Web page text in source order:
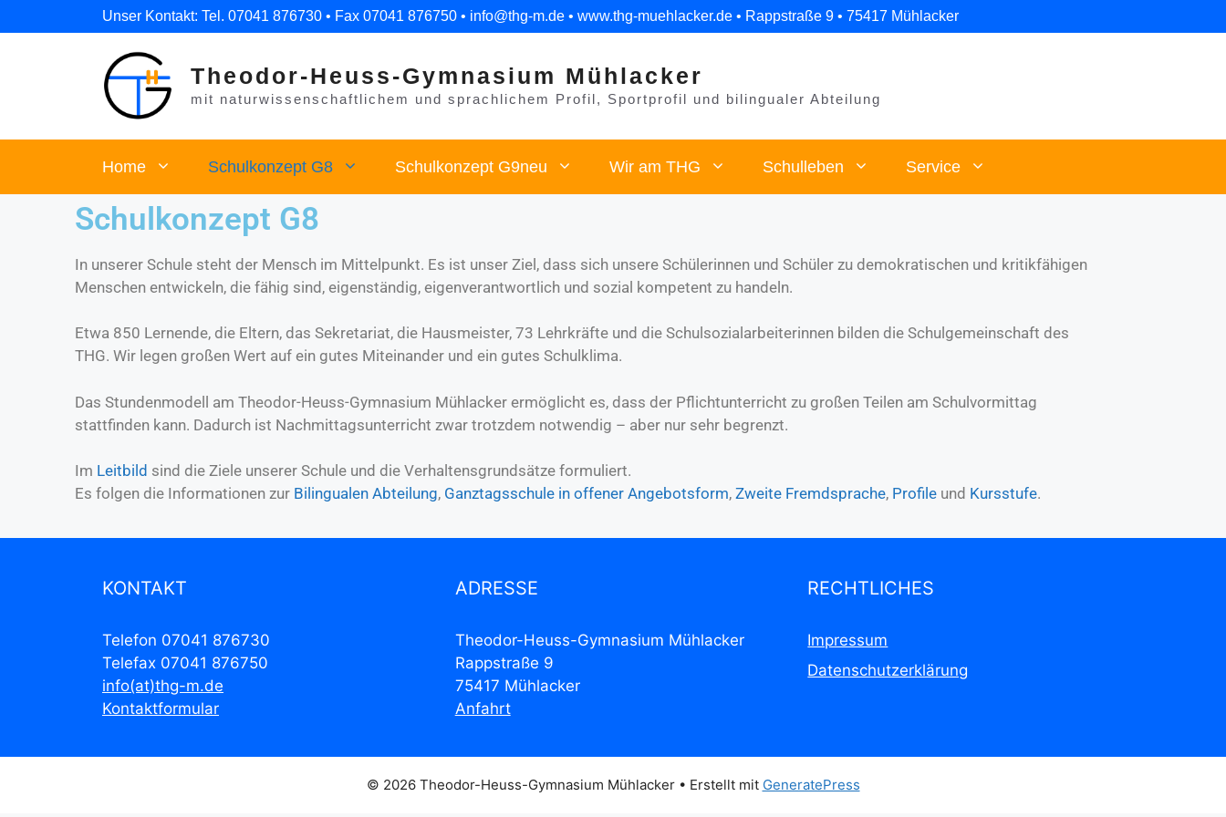
Unser Kontakt: Tel. 07041 876730 • Fax 07041 876750 • info@thg-m.de • www.thg-muehlacker.de • Rappstraße 9 • 75417 Mühlacker
Theodor-Heuss-Gymnasium Mühlacker
mit naturwissenschaftlichem und sprachlichem Profil, Sportprofil und bilingualer Abteilung
Home Schulkonzept G8 Schulkonzept G9neu Wir am THG Schulleben Service
Schulkonzept G8
In unserer Schule steht der Mensch im Mittelpunkt. Es ist unser Ziel, dass sich unsere Schülerinnen und Schüler zu demokratischen und kritikfähigen
Menschen entwickeln, die fähig sind, eigenständig, eigenverantwortlich und sozial kompetent zu handeln.
Etwa 850 Lernende, die Eltern, das Sekretariat, die Hausmeister, 73 Lehrkräfte und die Schulsozialarbeiterinnen bilden die Schulgemeinschaft des
THG. Wir legen großen Wert auf ein gutes Miteinander und ein gutes Schulklima.
Das Stundenmodell am Theodor-Heuss-Gymnasium Mühlacker ermöglicht es, dass der Pflichtunterricht zu großen Teilen am Schulvormittag
stattfinden kann. Dadurch ist Nachmittagsunterricht zwar trotzdem notwendig – aber nur sehr begrenzt.
Im Leitbild sind die Ziele unserer Schule und die Verhaltensgrundsätze formuliert.
Es folgen die Informationen zur Bilingualen Abteilung, Ganztagsschule in offener Angebotsform, Zweite Fremdsprache, Profile und Kursstufe.
KONTAKT
Telefon 07041 876730
Telefax 07041 876750
info(at)thg-m.de
Kontaktformular
ADRESSE
Theodor-Heuss-Gymnasium Mühlacker
Rappstraße 9
75417 Mühlacker
Anfahrt
RECHTLICHES
Impressum
Datenschutzerklärung
© 2026 Theodor-Heuss-Gymnasium Mühlacker• Erstellt mit GeneratePress